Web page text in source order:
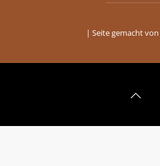
| Seite gemacht von